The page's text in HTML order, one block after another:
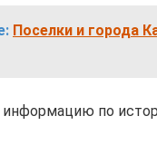
Поселки и города
по